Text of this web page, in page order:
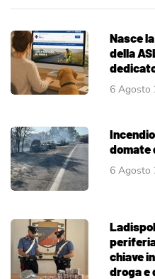
Nasce
della
6 Agosto
domate
6 Agosto
chiave
droga e